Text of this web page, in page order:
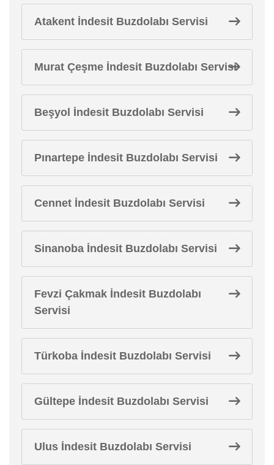
Atakent İndesit Buzdolabı Servisi
Murat Çeşme İndesit Buzdolabı Servisi
Beşyol İndesit Buzdolabı Servisi
Pınartepe İndesit Buzdolabı Servisi
Cennet İndesit Buzdolabı Servisi
Sinanoba İndesit Buzdolabı Servisi
Fevzi Çakmak İndesit Buzdolabı
Servisi
Türkoba İndesit Buzdolabı Servisi
Gültepe İndesit Buzdolabı Servisi
Ulus İndesit Buzdolabı Servisi